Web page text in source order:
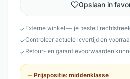
Opslaan in
✓Externe winkel — je bestelt
✓Controleer actuele levertijd en
✓Retour- en garantievoorwaarden
Prijspositie: middenklasse